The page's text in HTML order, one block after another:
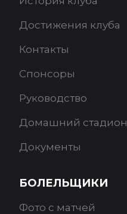
Достижения клуба
Контакты
Спонсоры
Руководство
Домашний стадион
Документы
БОЛЕЛЬЩИКИ
Фото с матчей